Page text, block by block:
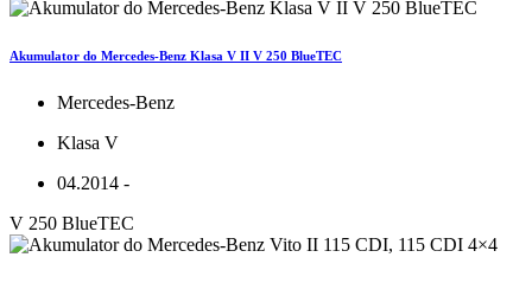
Akumulator do Mercedes-Benz Klasa V II V 250 BlueTEC
Mercedes-Benz
Klasa V
04.2014 -
V 250 BlueTEC